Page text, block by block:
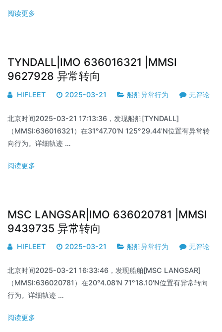
阅读更多
TYNDALL|IMO 636016321 |MMSI
9627928 异常转向
HIFLEET 2025-03-21 船舶异常行为 无评论
北京时间2025-03-21 17:13:36，发现船舶[TYNDALL]
（MMSI:636016321）在31°47.70'N 125°29.44'N位置有异常转
向行为。详细轨迹 …
阅读更多
MSC LANGSAR|IMO 636020781 |MMSI
9439735 异常转向
HIFLEET 2025-03-21 船舶异常行为 无评论
北京时间2025-03-21 16:33:46，发现船舶[MSC LANGSAR]
（MMSI:636020781）在20°4.08'N 71°18.10'N位置有异常转向
行为。详细轨迹 …
阅读更多